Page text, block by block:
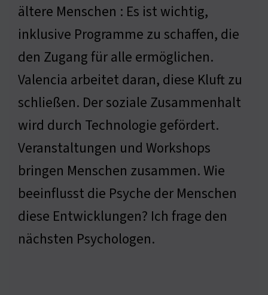
ältere Menschen : Es ist wichtig,
inklusive Programme zu schaffen, die
den Zugang für alle ermöglichen.
Valencia arbeitet daran, diese Kluft zu
schließen. Der soziale Zusammenhalt
wird durch Technologie gefördert.
Veranstaltungen und Workshops
bringen Menschen zusammen. Wie
beeinflusst die Psyche der Menschen
diese Entwicklungen? Ich frage den
nächsten Psychologen.